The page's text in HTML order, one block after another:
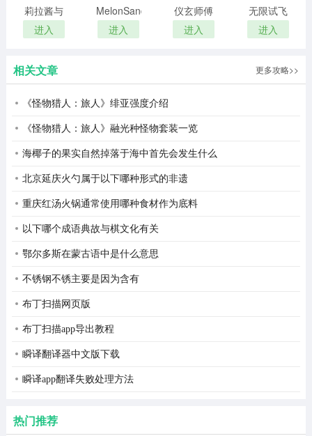
3、在首页选择一个感兴趣的AI角色
莉拉酱与
窄窄洞窟
直装版
进入
MelonSandbox
42.0国际
版
进入
仪玄师傅
的试炼
2026最新
进入
无限试飞
模拟器 下
载
进入
相关文章 更多攻略>>
《怪物猎人：旅人》绯亚强度介绍
《怪物猎人：旅人》融光种怪物套装一览
海椰子的果实自然掉落于海中首先会发生什么
北京延庆火勺属于以下哪种形式的非遗
重庆红汤火锅通常使用哪种食材作为底料
以下哪个成语典故与棋文化有关
鄂尔多斯在蒙古语中是什么意思
不锈钢不锈主要是因为含有
布丁扫描网页版
布丁扫描app导出教程
瞬译翻译器中文版下载
瞬译app翻译失败处理方法
热门推荐